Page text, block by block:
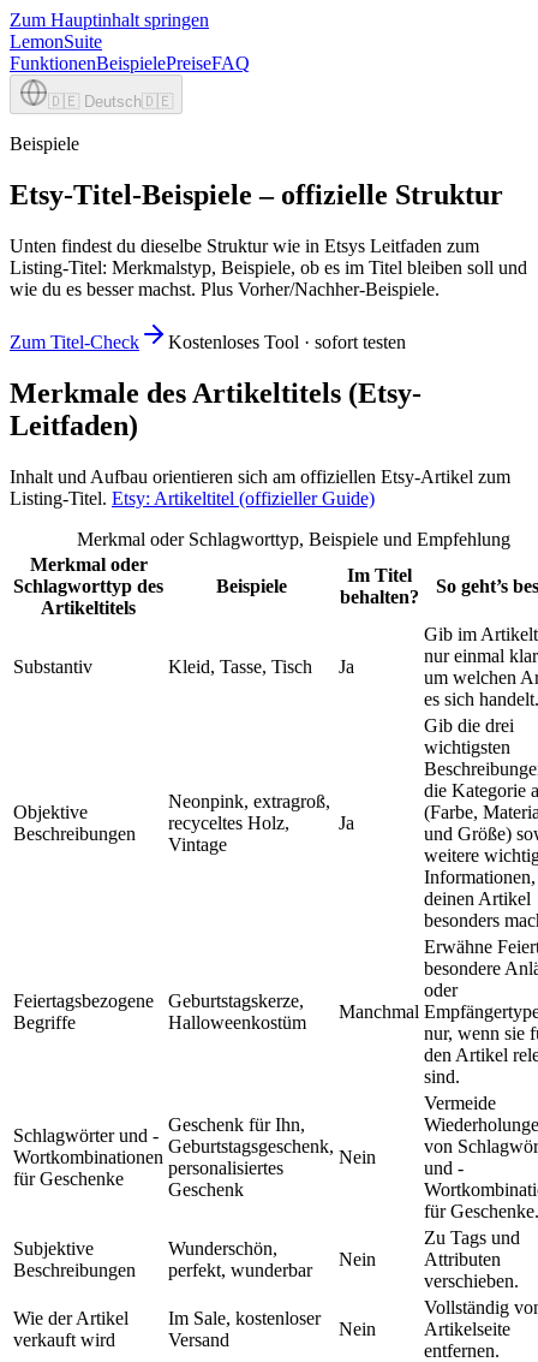
Zum Hauptinhalt springen
LemonSuite
FunktionenBeispielePreiseFAQ
🇩🇪 Deutsch🇩🇪
Beispiele
Etsy-Titel-Beispiele – offizielle Struktur
Unten findest du dieselbe Struktur wie in Etsys Leitfaden zum
Listing-Titel: Merkmalstyp, Beispiele, ob es im Titel bleiben soll und
wie du es besser machst. Plus Vorher/Nachher-Beispiele.
Zum Titel-Check Kostenloses Tool · sofort testen
Merkmale des Artikeltitels (Etsy-
Leitfaden)
Inhalt und Aufbau orientieren sich am offiziellen Etsy-Artikel zum
Listing-Titel. Etsy: Artikeltitel (offizieller Guide)
Merkmal oder Schlagworttyp, Beispiele und Empfehlung
Merkmal oder
Schlagworttyp des
Artikeltitels
Beispiele
Im Titel
behalten?
So geht’s
Substantiv Kleid, Tasse, Tisch Ja
Gib im
nur einmal
um welchen
es sich handelt.
Objektive
Beschreibungen
Neonpink, extragroß,
recyceltes Holz,
Vintage
Ja
Gib die drei
wichtigsten
die Kategorie
(Farbe,
und Größe)
weitere
deinen Artikel
besonders
Feiertagsbezogene
Begriffe
Geburtstagskerze,
Halloweenkostüm
Manchmal
Erwähne
besondere
oder
nur, wenn sie
den Artikel
sind.
Schlagwörter und -
Wortkombinationen
für Geschenke
Geschenk für Ihn,
Geburtstagsgeschenk,
personalisiertes
Geschenk
Nein
Vermeide
von
und -
für Geschenke.
Subjektive
Beschreibungen
Wunderschön,
perfekt, wunderbar
Nein
Zu Tags und
Attributen
verschieben.
Wie der Artikel
verkauft wird
Im Sale, kostenloser
Versand
Nein
Vollständig
Artikelseite
entfernen.